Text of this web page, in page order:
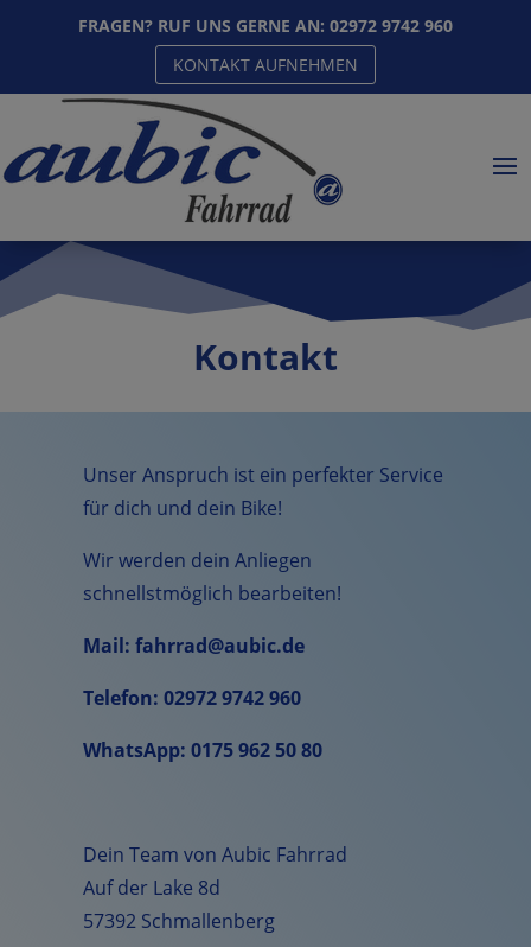
FRAGEN? RUF UNS GERNE AN: 02972 9742 960
KONTAKT AUFNEHMEN
Kontakt
Unser Anspruch ist ein perfekter Service
für dich und dein Bike!
Wir werden dein Anliegen
schnellstmöglich bearbeiten!
Mail: fahrrad@aubic.de
Telefon: 02972 9742 960
WhatsApp: 0175 962 50 80
Dein Team von Aubic Fahrrad
Auf der Lake 8d
57392 Schmallenberg